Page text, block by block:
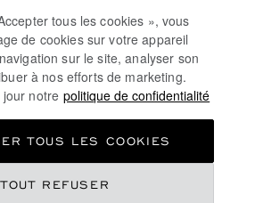
tous les cookies », vous
de cookies sur votre appareil
sur le site, analyser son
à nos efforts de marketing.
jour notre politique de confidentialité
TOUT REFUSER
TOUS LES COOKIES